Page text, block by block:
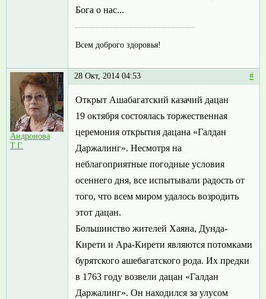
Бога о нас...
Всем доброго здоровья!
Андронова
Т.Г.
28 Окт, 2014 04:53 #
Открыт Ашабагатский казачий дацан
19 октября состоялась торжественная
церемония открытия дацана «Галдан
Даржалинг». Несмотря на
неблагоприятные погодные условия
осеннего дня, все испытывали радость от
того, что всем миром удалось возродить
этот дацан.
Большинство жителей Хаяна, Дунда-
Кирети и Ара-Кирети являются потомками
бурятского ашебагатского рода. Их предки
в 1763 году возвели дацан «Галдан
Даржалинг». Он находился за улусом